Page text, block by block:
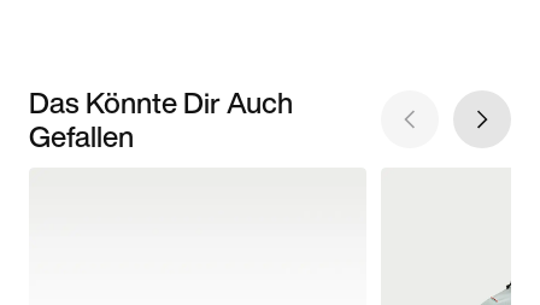
Das Könnte Dir Auch
Gefallen